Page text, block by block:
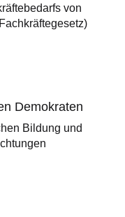
von
Demokraten
Bildung und